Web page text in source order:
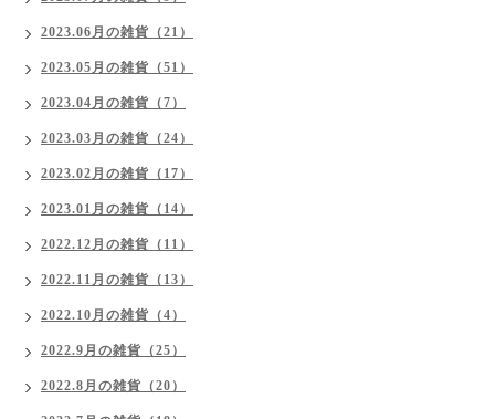
2023.06月の雑貨（21）
2023.05月の雑貨（51）
2023.04月の雑貨（7）
2023.03月の雑貨（24）
2023.02月の雑貨（17）
2023.01月の雑貨（14）
2022.12月の雑貨（11）
2022.11月の雑貨（13）
2022.10月の雑貨（4）
2022.9月の雑貨（25）
2022.8月の雑貨（20）